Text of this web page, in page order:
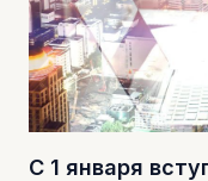
С 1 января